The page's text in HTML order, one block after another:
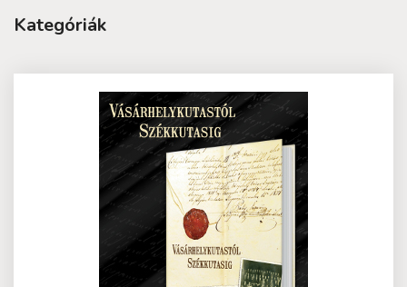
Kategóriák